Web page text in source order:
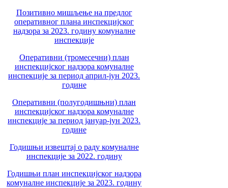
Позитивно мишљење на предлог
оперативног плана инспекцијског
надзора за 2023. годину комуналне
инспекције
Оперативни (тромесечни) план
инспекцијског надзора комуналне
инспекције за период април-јун 2023.
године
Оперативни (полугодишњни) план
инспекцијског надзора комуналне
инспекције за период јануар-јун 2023.
године
Годишњи извештај о раду комуналне
инспекције за 2022. годину
Годишњи план инспекцијског надзора
комуналне инспекције за 2023. годину